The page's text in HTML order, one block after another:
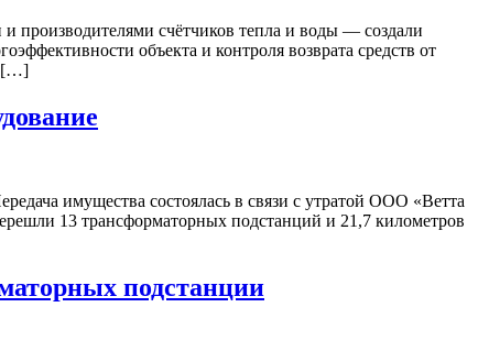
счётчиков тепла и воды — создали
объекта и контроля возврата средств от
[…]
имущества состоялась в связи с утратой ООО «Ветта
13 трансформаторных подстанций и 21,7 километров
подстанции